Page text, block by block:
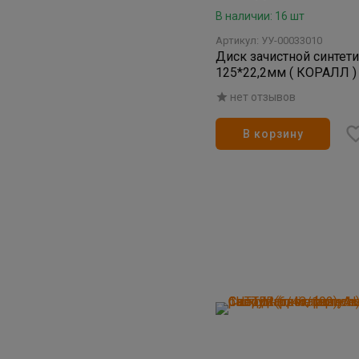
В наличии: 16 шт
Артикул: УУ-00033010
Диск зачистной
125*22,2мм ( КОРАЛЛ )
нет отзывов
В корзину